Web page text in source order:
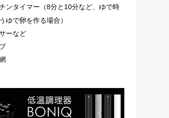
ンタイマー（8分と10分など、ゆで時
ゆで卵を作る場合）
ーなど